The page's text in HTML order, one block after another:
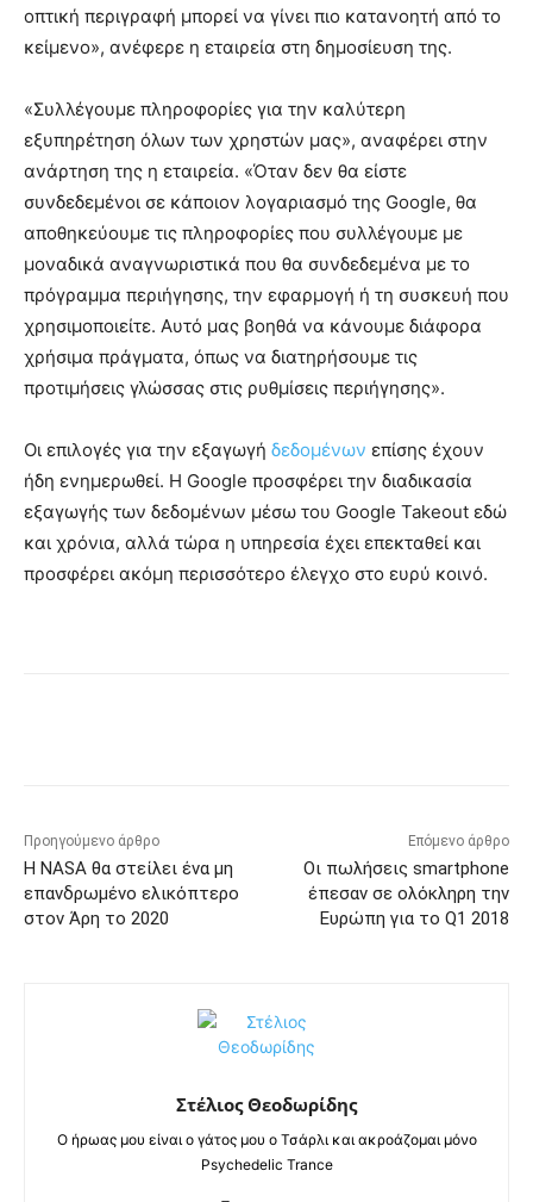
οπτική περιγραφή μπορεί να γίνει πιο κατανοητή από το
κείμενο», ανέφερε η εταιρεία στη δημοσίευση της.
«Συλλέγουμε πληροφορίες για την καλύτερη
εξυπηρέτηση όλων των χρηστών μας», αναφέρει στην
ανάρτηση της η εταιρεία. «Όταν δεν θα είστε
συνδεδεμένοι σε κάποιον λογαριασμό της Google, θα
αποθηκεύουμε τις πληροφορίες που συλλέγουμε με
μοναδικά αναγνωριστικά που θα συνδεδεμένα με το
πρόγραμμα περιήγησης, την εφαρμογή ή τη συσκευή που
χρησιμοποιείτε. Αυτό μας βοηθά να κάνουμε διάφορα
χρήσιμα πράγματα, όπως να διατηρήσουμε τις
προτιμήσεις γλώσσας στις ρυθμίσεις περιήγησης».
Οι επιλογές για την εξαγωγή δεδομένων επίσης έχουν
ήδη ενημερωθεί. Η Google προσφέρει την διαδικασία
εξαγωγής των δεδομένων μέσω του Google Takeout εδώ
και χρόνια, αλλά τώρα η υπηρεσία έχει επεκταθεί και
προσφέρει ακόμη περισσότερο έλεγχο στο ευρύ κοινό.
Προηγούμενο άρθρο
Η NASA θα στείλει ένα μη
επανδρωμένο ελικόπτερο
στον Άρη το 2020
Επόμενο άρθρο
Οι πωλήσεις smartphone
έπεσαν σε ολόκληρη την
Ευρώπη για το Q1 2018
Στέλιος Θεοδωρίδης
Ο ήρωας μου είναι ο γάτος μου ο Τσάρλι και ακροάζομαι μόνο
Psychedelic Trance